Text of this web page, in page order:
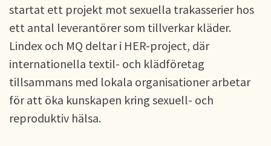
startat ett projekt mot sexuella trakasserier hos
ett antal leverantörer som tillverkar kläder.
Lindex och MQ deltar i HER-project, där
internationella textil- och klädföretag
tillsammans med lokala organisationer arbetar
för att öka kunskapen kring sexuell- och
reproduktiv hälsa.